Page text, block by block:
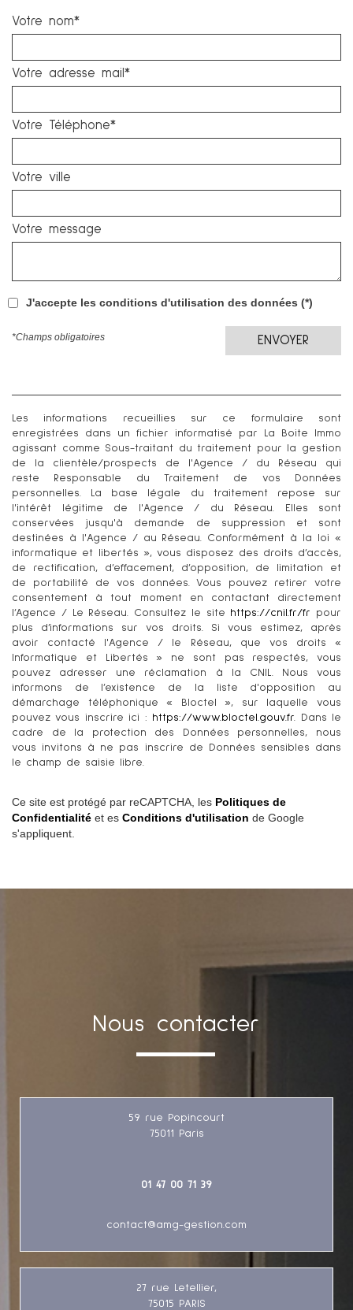
Votre nom*
Votre adresse mail*
Votre Téléphone*
Votre ville
Votre message
J'accepte les conditions d'utilisation des données (*)
ENVOYER
*Champs obligatoires
Les informations recueillies sur ce formulaire sont
enregistrées dans un fichier informatisé par La Boite Immo
agissant comme Sous-traitant du traitement pour la gestion
de la clientèle/prospects de l'Agence / du Réseau qui
reste Responsable du Traitement de vos Données
personnelles. La base légale du traitement repose sur
l'intérêt légitime de l'Agence / du Réseau. Elles sont
conservées jusqu'à demande de suppression et sont
destinées à l'Agence / au Réseau. Conformément à la loi «
informatique et libertés », vous disposez des droits d’accès,
de rectification, d’effacement, d’opposition, de limitation et
de portabilité de vos données. Vous pouvez retirer votre
consentement à tout moment en contactant directement
l’Agence / Le Réseau. Consultez le site
https://cnil.fr/fr pour
plus d’informations sur vos droits. Si vous estimez, après
avoir contacté l'Agence / le Réseau, que vos droits «
Informatique et Libertés » ne sont pas respectés, vous
pouvez adresser une réclamation à la CNIL. Nous vous
informons de l’existence de la liste d'opposition au
démarchage téléphonique « Bloctel », sur laquelle vous
pouvez vous inscrire ici :
https://www.bloctel.gouv.fr. Dans le
cadre de la protection des Données personnelles, nous
vous invitons à ne pas inscrire de Données sensibles dans
le champ de saisie libre.
Ce site est protégé par reCAPTCHA, les Politiques de
Confidentialité et es Conditions d'utilisation de Google
s'appliquent.
nous contacter
59 rue Popincourt
75011
Paris
01 47 00 71 39
contact@amg-gestion.com
27 rue Letellier,
75015
PARIS